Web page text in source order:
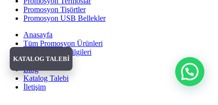
Promosyon Tişörtler
Promosyon USB Bellekler
Anasayfa
Tüm Promosyon Ürünleri
Banka Hesap Bilgileri
Hakkımızda
Blog
Katalog Talebi
İletişim
KATALOG TALEBİ